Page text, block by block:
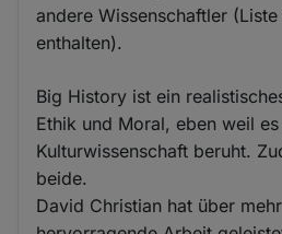
andere Wissenschaftler
enthalten).
Big History ist ein
Ethik und Moral, eben weil
Kulturwissenschaft beruht.
beide.
David Christian hat über